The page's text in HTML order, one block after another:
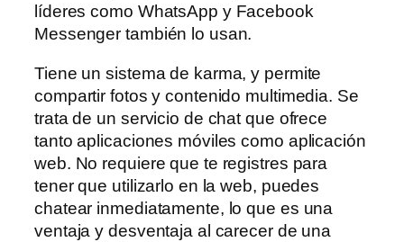
líderes como WhatsApp y Facebook
Messenger también lo usan.
Tiene un sistema de karma, y permite
compartir fotos y contenido multimedia. Se
trata de un servicio de chat que ofrece
tanto aplicaciones móviles como aplicación
web. No requiere que te registres para
tener que utilizarlo en la web, puedes
chatear inmediatamente, lo que es una
ventaja y desventaja al carecer de una